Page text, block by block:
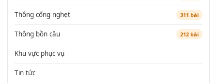
Thông cống nghẹt 311 bài
Thông bồn cầu 212 bài
Khu vực phục vụ
Tin tức